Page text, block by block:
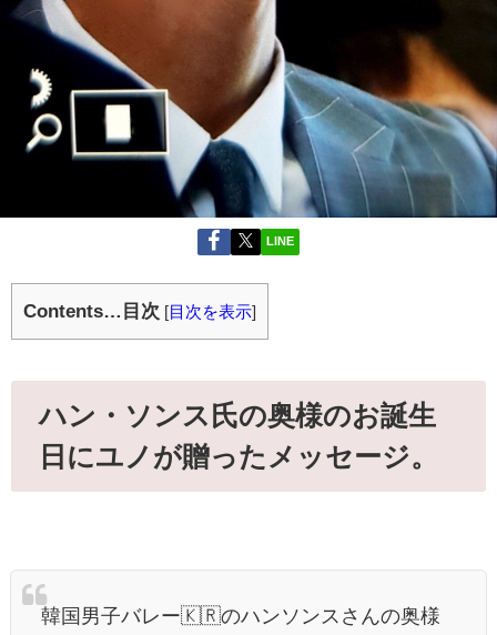
LINE
Contents…目次 [目次を表示]
ハン・ソンス氏の奥様のお誕生
日にユノが贈ったメッセージ。
韓国男子バレー🇰🇷のハンソンスさんの奥様